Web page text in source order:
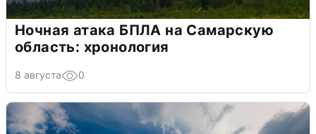
Ночная атака БПЛА на Самарскую
область: хронология
8 августа 0